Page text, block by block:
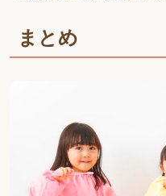
まとめ